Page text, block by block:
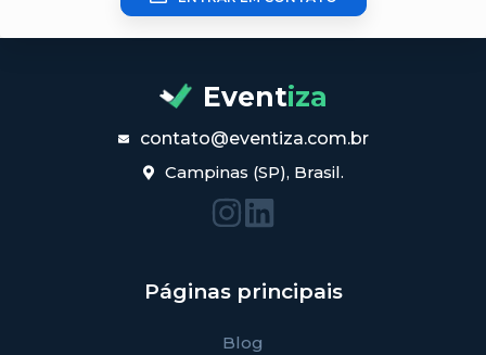
Eventiza
contato@eventiza.com.br
Campinas (SP), Brasil.
Páginas principais
Blog